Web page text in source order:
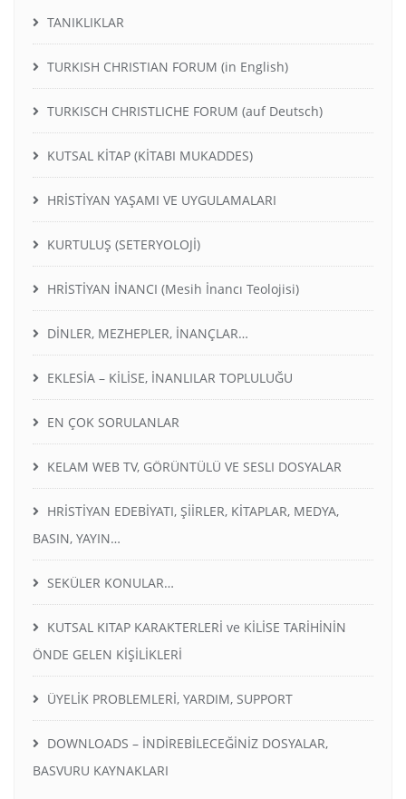
TANIKLIKLAR
TURKISH CHRISTIAN FORUM (in English)
TURKISCH CHRISTLICHE FORUM (auf Deutsch)
KUTSAL KİTAP (KİTABI MUKADDES)
HRİSTİYAN YAŞAMI VE UYGULAMALARI
KURTULUŞ (SETERYOLOJİ)
HRİSTİYAN İNANCI (Mesih İnancı Teolojisi)
DİNLER, MEZHEPLER, İNANÇLAR…
EKLESİA – KİLİSE, İNANLILAR TOPLULUĞU
EN ÇOK SORULANLAR
KELAM WEB TV, GÖRÜNTÜLÜ VE SESLI DOSYALAR
HRİSTİYAN EDEBİYATI, ŞİİRLER, KİTAPLAR, MEDYA,
BASIN, YAYIN…
SEKÜLER KONULAR…
KUTSAL KITAP KARAKTERLERİ ve KİLİSE TARİHİNİN
ÖNDE GELEN KİŞİLİKLERİ
ÜYELİK PROBLEMLERİ, YARDIM, SUPPORT
DOWNLOADS – İNDİREBİLECEĞİNİZ DOSYALAR,
BASVURU KAYNAKLARI